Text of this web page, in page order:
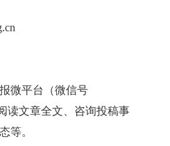
微平台（微信号
文章全文、咨询投稿事
等。